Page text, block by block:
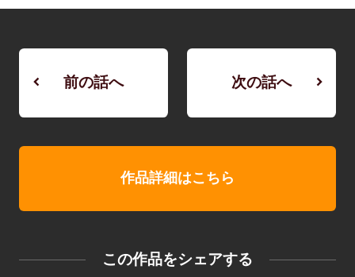
前の話へ 次の話へ
作品詳細はこちら
この作品をシェアする